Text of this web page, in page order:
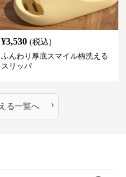
¥3,530 (税込)
ふんわり厚底スマイル柄洗える
スリッパ
る一覧へ ›